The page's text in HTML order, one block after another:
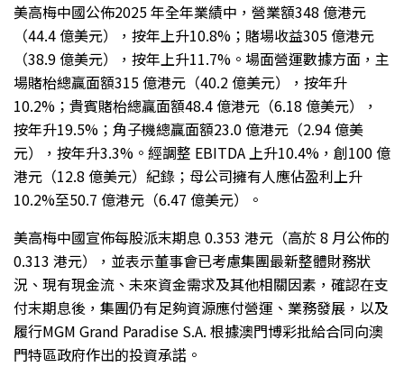
美高梅中國公佈2025 年全年業績中，營業額348 億港元
（44.4 億美元），按年上升10.8%；賭場收益305 億港元
（38.9 億美元），按年上升11.7%。場面營運數據方面，主
場賭枱總贏面額315 億港元（40.2 億美元），按年升
10.2%；貴賓賭枱總贏面額48.4 億港元（6.18 億美元），
按年升19.5%；角子機總贏面額23.0 億港元（2.94 億美
元），按年升3.3%。經調整 EBITDA 上升10.4%，創100 億
港元（12.8 億美元）紀錄；母公司擁有人應佔盈利上升
10.2%至50.7 億港元（6.47 億美元）。
美高梅中國宣佈每股派末期息 0.353 港元（高於 8 月公佈的
0.313 港元），並表示董事會已考慮集團最新整體財務狀
況、現有現金流、未來資金需求及其他相關因素，確認在支
付末期息後，集團仍有足夠資源應付營運、業務發展，以及
履行MGM Grand Paradise S.A. 根據澳門博彩批給合同向澳
門特區政府作出的投資承諾。